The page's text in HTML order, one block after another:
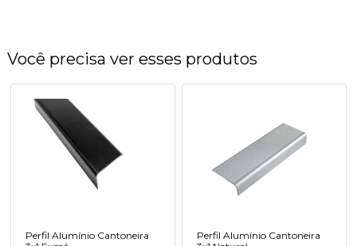
Você precisa ver esses produtos
Perfil Alumínio Cantoneira
Perfil Alumínio Cantoneira